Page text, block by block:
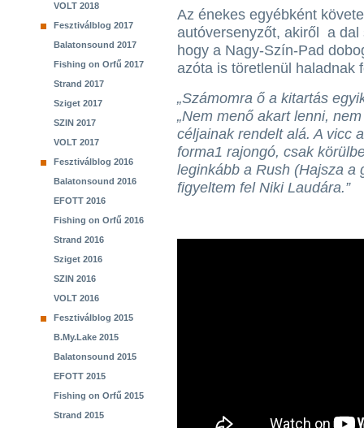
VOLT 2018
Fesztiválblog 2017
Balatonsound 2017
Fishing on Orfű 2017
Strand 2017
Sziget 2017
SZIN 2017
VOLT 2017
Fesztiválblog 2016
Balatonsound 2016
EFOTT 2016
Fishing on Orfű 2016
Strand 2016
Sziget 2016
SZIN 2016
VOLT 2016
Fesztiválblog 2015
B.My.Lake 2015
Balatonsound 2015
EFOTT 2015
Fishing on Orfű 2015
Strand 2015
Az énekes egyébként
autóversenyzőt, akiről a
hogy a Nagy-Szín-Pad
azóta is töretlenül haladnak
„Számomra ő a kitartás
„Nem menő akart lenni,
céljainak rendelt alá. A vicc
forma1 rajongó, csak
leginkább a Rush (Hajsza a
figyeltem fel Niki Laudára.”